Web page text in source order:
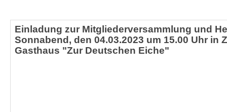
Einladung zur Mitgliederversammlung und
Sonnabend, den 04.03.2023 um 15.00 Uhr in
Gasthaus "Zur Deutschen Eiche"